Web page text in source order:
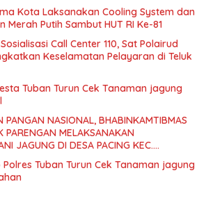
Kota Laksanakan Cooling System dan
Putih Sambut HUT RI Ke-81
Call Center 110, Sat Polairud
Keselamatan Pelayaran di Teluk
Tuban Turun Cek Tanaman jagung
PANGAN NASIONAL, BHABINKAMTIBMAS
PARENGAN MELAKSANAKAN
JAGUNG DI DESA PACING KEC.
Tuban Turun Cek Tanaman jagung